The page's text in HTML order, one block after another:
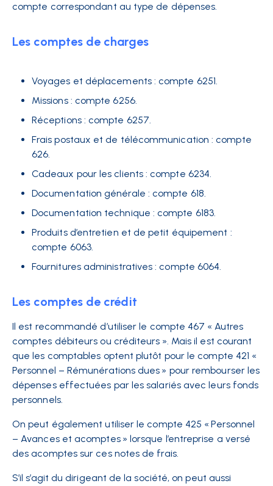
compte correspondant au type de dépenses.
Les comptes de charges
Voyages et déplacements : compte 6251.
Missions : compte 6256.
Réceptions : compte 6257.
Frais postaux et de télécommunication : compte
626.
Cadeaux pour les clients : compte 6234.
Documentation générale : compte 618.
Documentation technique : compte 6183.
Produits d’entretien et de petit équipement :
compte 6063.
Fournitures administratives : compte 6064.
Les comptes de crédit
Il est recommandé d’utiliser le compte 467 « Autres
comptes débiteurs ou créditeurs ». Mais il est courant
que les comptables optent plutôt pour le compte 421 «
Personnel – Rémunérations dues » pour rembourser les
dépenses effectuées par les salariés avec leurs fonds
personnels.
On peut également utiliser le compte 425 « Personnel
– Avances et acomptes » lorsque l’entreprise a versé
des acomptes sur ces notes de frais.
S’il s’agit du dirigeant de la société, on peut aussi